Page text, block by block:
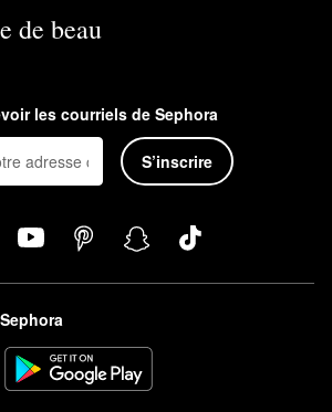
de beau
les courriels de Sephora
S’inscrire